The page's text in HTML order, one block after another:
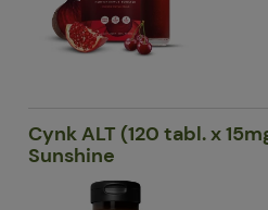
Cynk ALT (120 tabl. x
Sunshine